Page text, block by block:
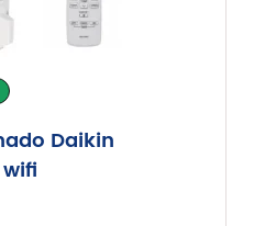
Daikin
wifi